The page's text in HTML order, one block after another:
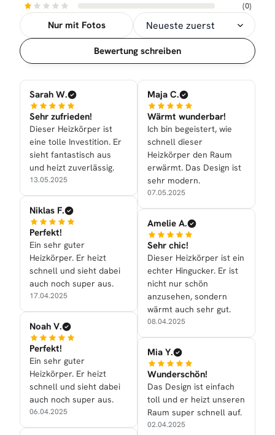
(0)
Nur mit Fotos
Sortierung
Bewertung schreiben
Sarah W.
Sehr zufrieden!
Dieser Heizkörper ist
eine tolle Investition. Er
sieht fantastisch aus
und heizt zuverlässig.
13.05.2025
Niklas F.
Perfekt!
Ein sehr guter
Heizkörper. Er heizt
schnell und sieht dabei
auch noch super aus.
17.04.2025
Noah V.
Perfekt!
Ein sehr guter
Heizkörper. Er heizt
schnell und sieht dabei
auch noch super aus.
06.04.2025
Maja C.
Wärmt wunderbar!
Ich bin begeistert, wie
schnell dieser
Heizkörper den Raum
erwärmt. Das Design ist
sehr modern.
07.05.2025
Amelie A.
Sehr chic!
Dieser Heizkörper ist ein
echter Hingucker. Er ist
nicht nur schön
anzusehen, sondern
wärmt auch sehr gut.
08.04.2025
Mia Y.
Wunderschön!
Das Design ist einfach
toll und er heizt unseren
Raum super schnell auf.
02.04.2025